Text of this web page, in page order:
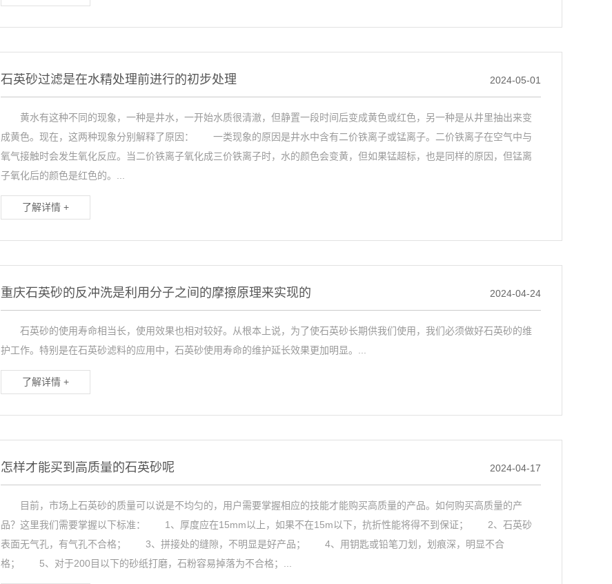
石英砂过滤是在水精处理前进行的初步处理 2024-05-01
黄水有这种不同的现象，一种是井水，一开始水质很清澈，但静置一段时间后变成黄色或红色，另一种是从井里抽出来变
成黄色。现在，这两种现象分别解释了原因： 一类现象的原因是井水中含有二价铁离子或锰离子。二价铁离子在空气中与
氧气接触时会发生氧化反应。当二价铁离子氧化成三价铁离子时，水的颜色会变黄，但如果锰超标，也是同样的原因，但锰离
子氧化后的颜色是红色的。...
了解详情 +
重庆石英砂的反冲洗是利用分子之间的摩擦原理来实现的 2024-04-24
石英砂的使用寿命相当长，使用效果也相对较好。从根本上说，为了使石英砂长期供我们使用，我们必须做好石英砂的维
护工作。特别是在石英砂滤料的应用中，石英砂使用寿命的维护延长效果更加明显。...
了解详情 +
怎样才能买到高质量的石英砂呢 2024-04-17
目前，市场上石英砂的质量可以说是不均匀的，用户需要掌握相应的技能才能购买高质量的产品。如何购买高质量的产
品？这里我们需要掌握以下标准： 1、厚度应在15mm以上，如果不在15m以下，抗折性能将得不到保证； 2、石英砂
表面无气孔，有气孔不合格； 3、拼接处的缝隙，不明显是好产品； 4、用钥匙或铅笔刀划，划痕深，明显不合
格； 5、对于200目以下的砂纸打磨，石粉容易掉落为不合格；...